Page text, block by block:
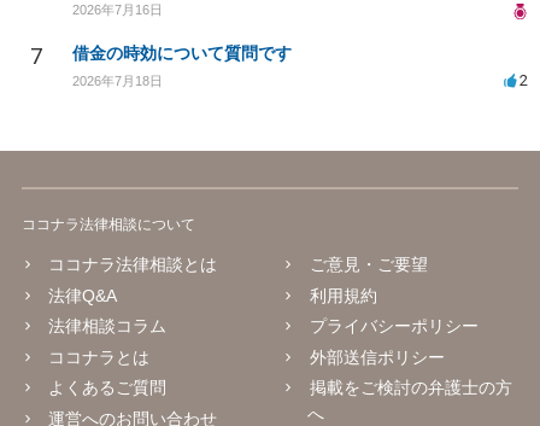
2026年7月16日
7 借金の時効について質問です
2026年7月18日 2
ココナラ法律相談について
ココナラ法律相談とは
法律Q&A
法律相談コラム
ココナラとは
よくあるご質問
運営へのお問い合わせ
ご意見・ご要望
利用規約
プライバシーポリシー
外部送信ポリシー
掲載をご検討の弁護士の方
へ